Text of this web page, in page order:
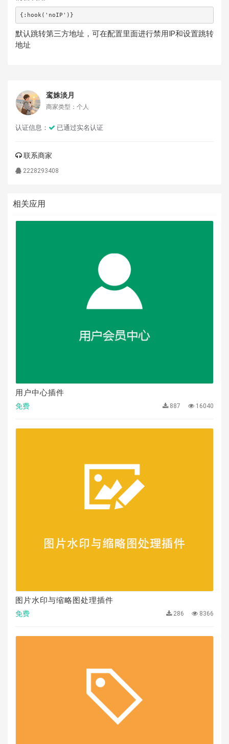
{:hook('noIP')}
默认跳转第三方地址，可在配置里面进行禁用IP和设置跳转
地址
鸾姝淡月
商家类型：个人
认证信息： 已通过实名认证
联系商家
2228293408
相关应用
用户中心插件
免费 887 16040
图片水印与缩略图处理插件
免费 286 8366